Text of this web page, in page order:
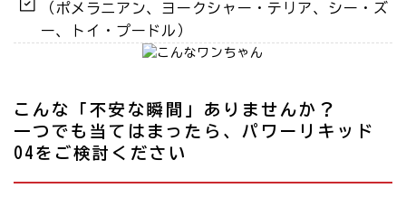
（ポメラニアン、ヨークシャー・テリア、シー・ズ
ー、トイ・プードル）
こんな「不安な瞬間」ありませんか？
一つでも当てはまったら、パワーリキッド
O4をご検討ください